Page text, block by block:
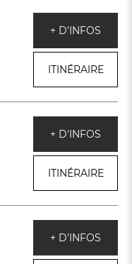
+ D'INFOS
ITINÉRAIRE
+ D'INFOS
ITINÉRAIRE
+ D'INFOS